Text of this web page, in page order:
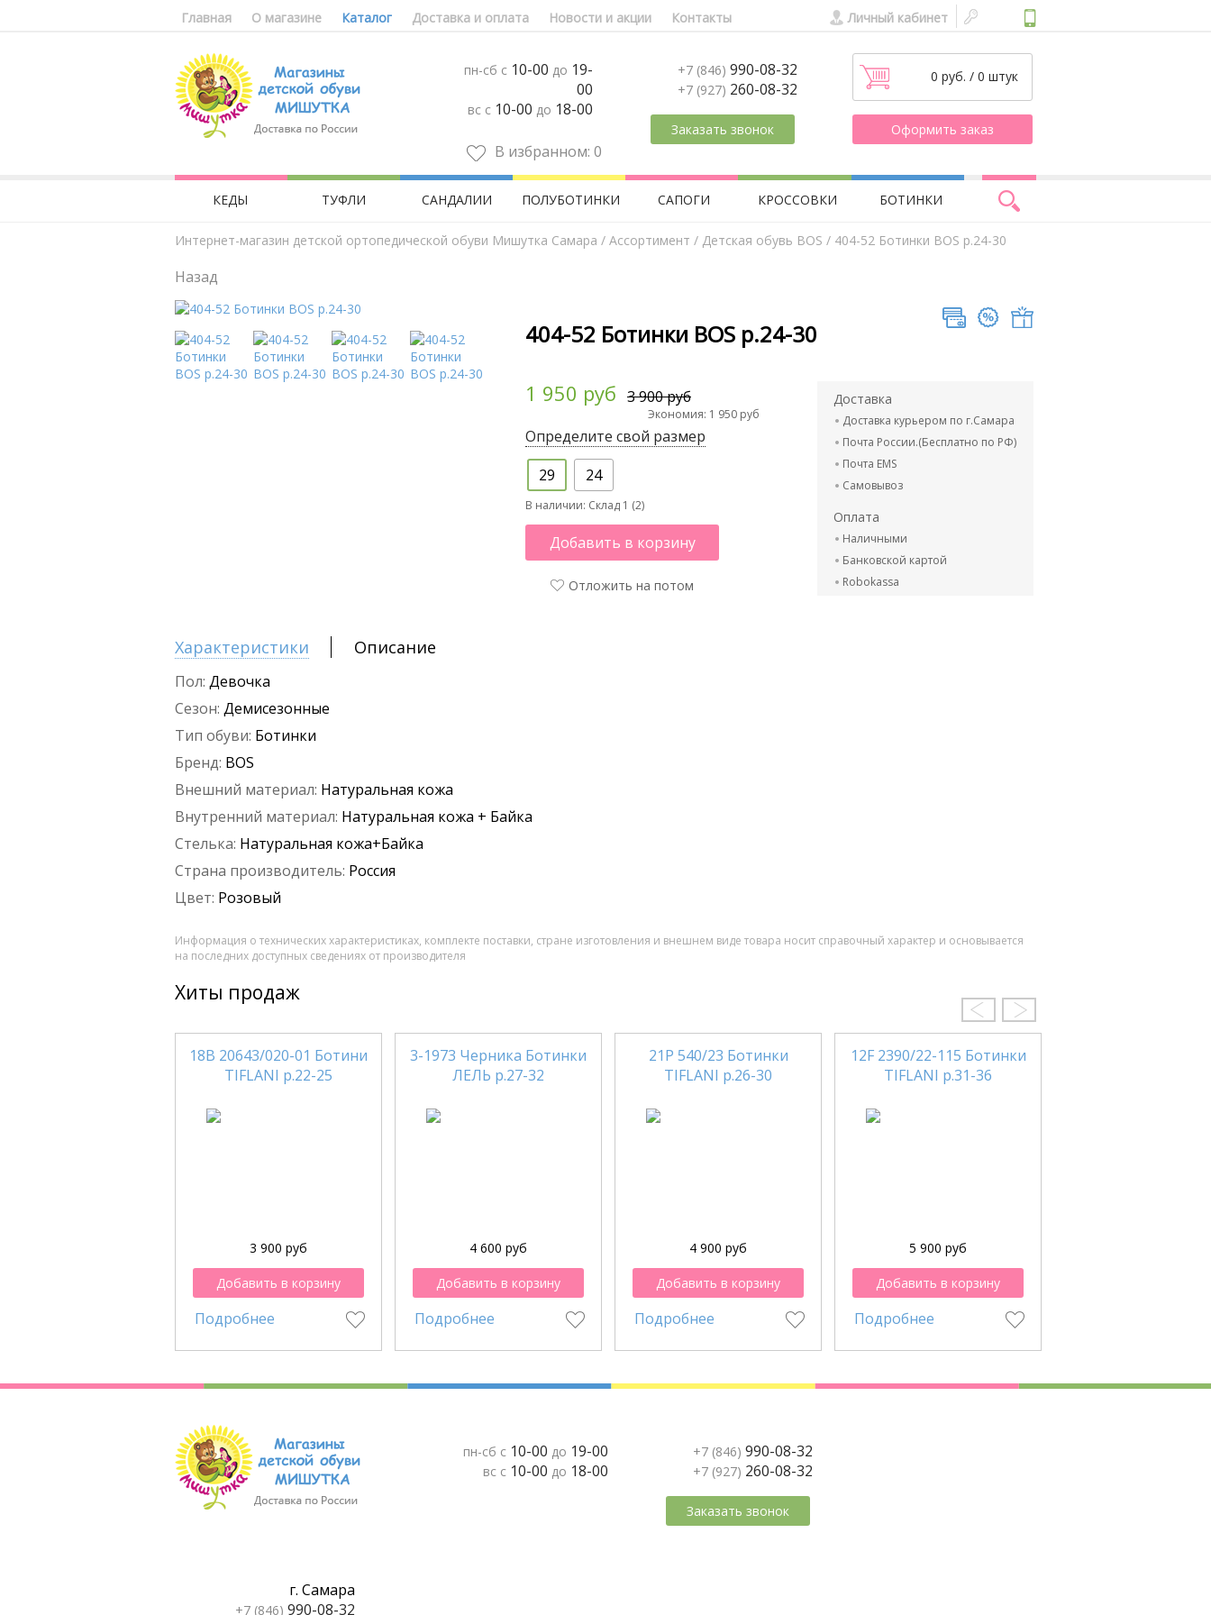
Главная О магазине Каталог Доставка и оплата Новости и акции Контакты Личный кабинет
пн-сб с 10-00 до 19-
00
вс с 10-00 до 18-00
В избранном: 0
+7 (846) 990-08-32
+7 (927) 260-08-32
Заказать звонок
0 руб. / 0 штук
Оформить заказ
КЕДЫ ТУФЛИ САНДАЛИИ ПОЛУБОТИНКИ САПОГИ КРОССОВКИ БОТИНКИ
Интернет-магазин детской ортопедической обуви Мишутка Самара / Aссортимент / Детская обувь BOS / 404-52 Ботинки BOS р.24-30
Назад
404-52 Ботинки BOS р.24-30
1 950 руб 3 900 руб
Экономия: 1 950 руб
Определите свой размер
29
24
В наличии: Склад 1 (2)
Добавить в корзину
Отложить на потом
Доставка
Доставка курьером по г.Самара
Почта России.(Бесплатно по РФ)
Почта EMS
Самовывоз
Оплата
Наличными
Банковской картой
Robokassa
Характеристики Описание
Пол: Девочка
Сезон: Демисезонные
Тип обуви: Ботинки
Бренд: BOS
Внешний материал: Натуральная кожа
Внутренний материал: Натуральная кожа + Байка
Стелька: Натуральная кожа+Байка
Страна производитель: Россия
Цвет: Розовый
Информация о технических характеристиках, комплекте поставки, стране изготовления и внешнем виде товара носит справочный характер и основывается
на последних доступных сведениях от производителя
Хиты продаж
18В 20643/020-01 Ботини
TIFLANI р.22-25
3 900 руб
Добавить в корзину
Подробнее
3-1973 Черника Ботинки
ЛЕЛЬ р.27-32
4 600 руб
Добавить в корзину
Подробнее
21Р 540/23 Ботинки
TIFLANI р.26-30
4 900 руб
Добавить в корзину
Подробнее
12F 2390/22-115 Ботинки
TIFLANI р.31-36
5 900 руб
Добавить в корзину
Подробнее
пн-сб с 10-00 до 19-00
вс с 10-00 до 18-00
+7 (846) 990-08-32
+7 (927) 260-08-32
Заказать звонок
г. Самара
+7 (846) 990-08-32